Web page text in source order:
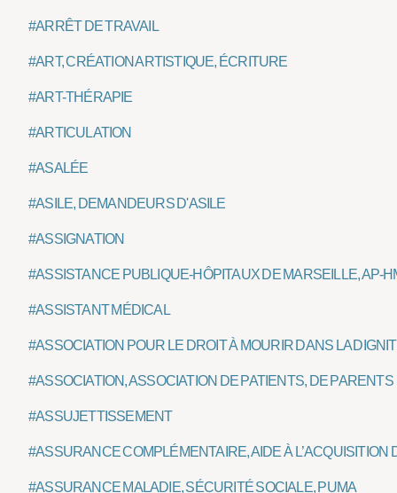
#ARRÊT DE TRAVAIL
#ART, CRÉATION ARTISTIQUE, ÉCRITURE
#ART-THÉRAPIE
#ARTICULATION
#ASALÉE
#ASILE, DEMANDEURS D'ASILE
#ASSIGNATION
#ASSISTANCE PUBLIQUE-HÔPITAUX DE MARSEILLE, AP-
#ASSISTANT MÉDICAL
#ASSOCIATION POUR LE DROIT À MOURIR DANS LA
#ASSOCIATION, ASSOCIATION DE PATIENTS, DE PARENTS
#ASSUJETTISSEMENT
#ASSURANCE COMPLÉMENTAIRE, AIDE À L’ACQUISITION
#ASSURANCE MALADIE, SÉCURITÉ SOCIALE, PUMA